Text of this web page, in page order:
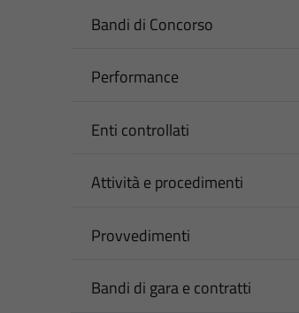
Bandi di Concorso
Performance
Enti controllati
Attività e procedimenti
Provvedimenti
Bandi di gara e contratti